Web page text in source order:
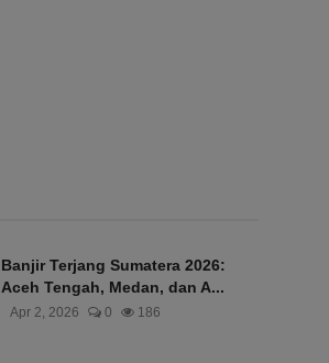
Banjir Terjang Sumatera 2026:
Aceh Tengah, Medan, dan A...
Apr 2, 2026 0 186